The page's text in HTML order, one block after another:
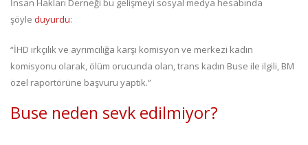
İnsan Hakları Derneği bu gelişmeyi sosyal medya hesabında
şöyle duyurdu:
“İHD ırkçılık ve ayrımcılığa karşı komisyon ve merkezi kadın
komisyonu olarak, ölüm orucunda olan, trans kadın Buse ile ilgili, BM
özel raportörüne başvuru yaptık.”
Buse neden sevk edilmiyor?